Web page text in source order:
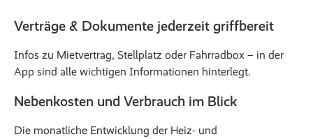
Verträge & Dokumente jederzeit griffbereit
Infos zu Mietvertrag, Stellplatz oder Fahrradbox – in der
App sind alle wichtigen Informationen hinterlegt.
Nebenkosten und Verbrauch im Blick
Die monatliche Entwicklung der Heiz- und